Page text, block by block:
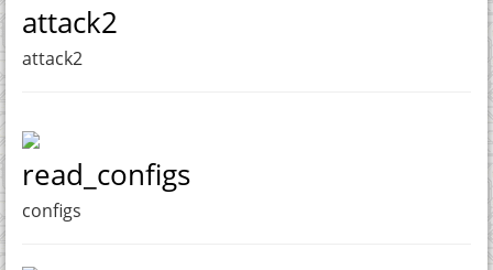
attack2
attack2
read_configs
configs